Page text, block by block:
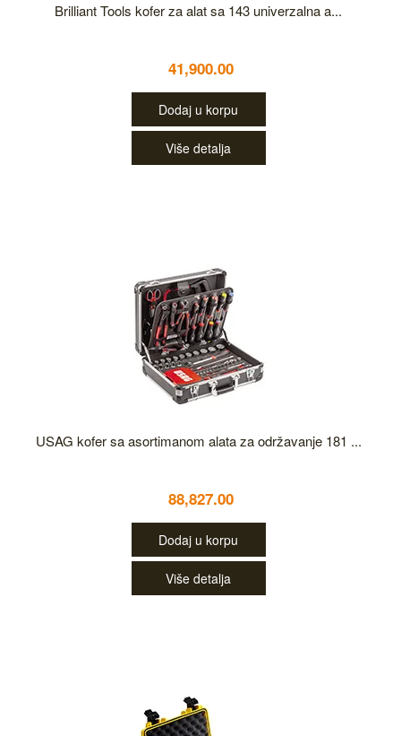
Brilliant Tools kofer za alat sa 143 univerzalna a...
41,900.00
Dodaj u korpu
Više detalja
USAG kofer sa asortimanom alata za održavanje 181 ...
88,827.00
Dodaj u korpu
Više detalja